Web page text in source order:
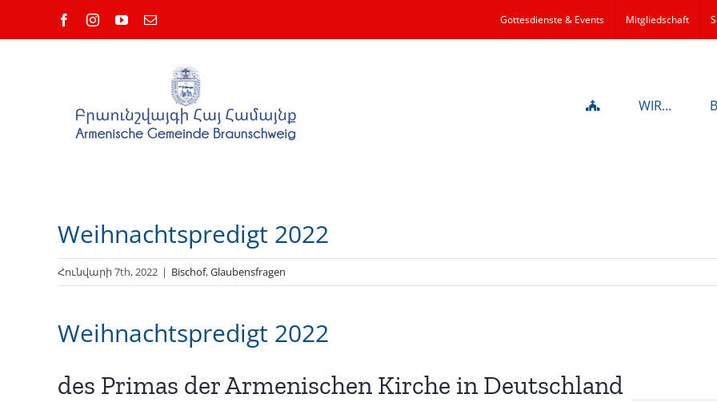
FacebookInstagramYouTubeEmail Gottesdienste & Events Mitgliedschaft
WIR…
Weihnachtspredigt 2022
Հունվարի 7th, 2022 | Bischof,Glaubensfragen
Weihnachtspredigt 2022
des Primas der Armenischen Kirche in Deutschland